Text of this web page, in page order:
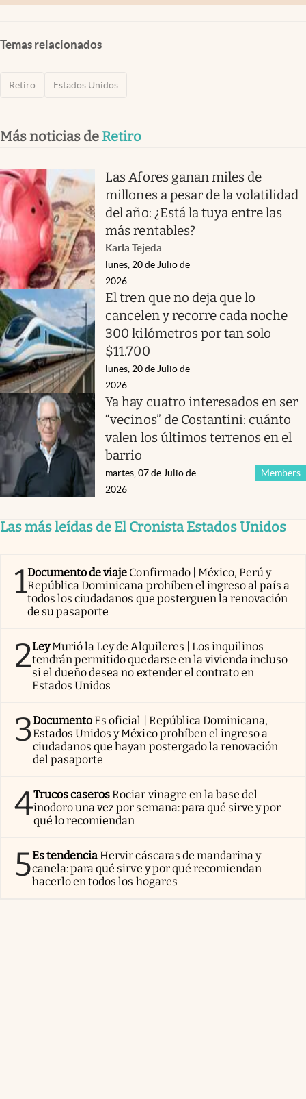
Temas relacionados
Retiro Estados Unidos
Más noticias de Retiro
Las Afores ganan miles de
millones a pesar de la volatilidad
del año: ¿Está la tuya entre las
más rentables?
Karla Tejeda
lunes, 20 de Julio de
2026
El tren que no deja que lo
cancelen y recorre cada noche
300 kilómetros por tan solo
$11.700
lunes, 20 de Julio de
2026
Ya hay cuatro interesados en ser
“vecinos” de Costantini: cuánto
valen los últimos terrenos en el
barrio
Members
martes, 07 de Julio de
2026
Las más leídas de El Cronista Estados Unidos
1Documento de viaje Confirmado | México, Perú y
República Dominicana prohíben el ingreso al país a
todos los ciudadanos que posterguen la renovación
de su pasaporte
2LeyMurió la Ley de Alquileres | Los inquilinos
tendrán permitido quedarse en la vivienda incluso
si el dueño desea no extender el contrato en
Estados Unidos
3DocumentoEs oficial | República Dominicana,
Estados Unidos y México prohíben el ingreso a
ciudadanos que hayan postergado la renovación
del pasaporte
4Trucos caserosRociar vinagre en la base del
inodoro una vez por semana: para qué sirve y por
qué lo recomiendan
5Es tendenciaHervir cáscaras de mandarina y
canela: para qué sirve y por qué recomiendan
hacerlo en todos los hogares